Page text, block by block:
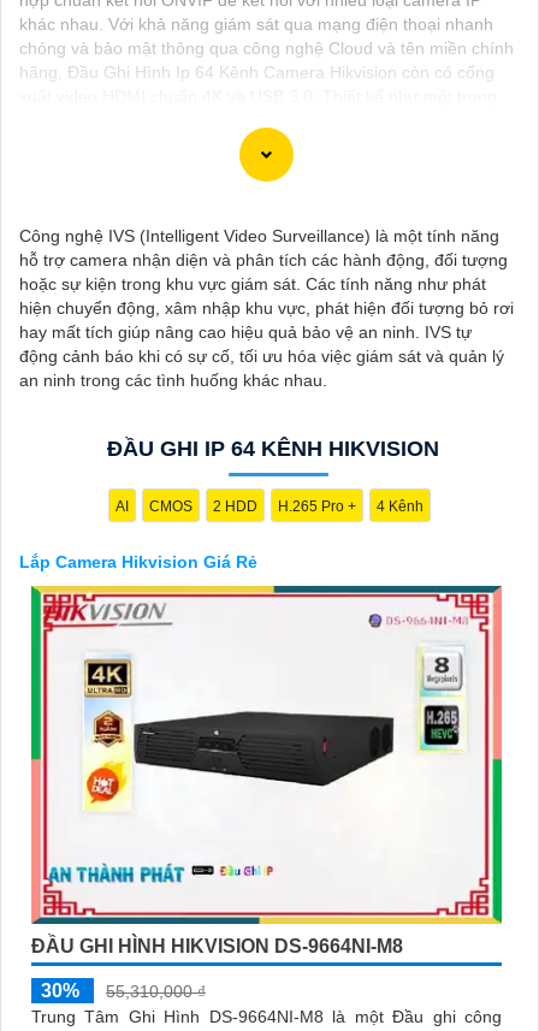
khác nhau. Với khả năng giám sát qua mạng điện thoại nhanh
chóng và bảo mật thông qua công nghệ Cloud và tên miền chính
hãng, Đầu Ghi Hình Ip 64 Kênh Camera Hikvision còn có cổng
kết nối đồng thời với 64 camera IP đảm bảo hiệu suất cao trong
việc quản lý hệ thống camera an ninh.
Dĩ nhiên, dưới đây là một mẫu văn bản giới thiệu dành cho dự
án lắp đặt camera Hikvision giá rẻ và chuyên nghiệp:
---
Chào quý khách hàng,
Chúng tôi xin trân trọng giới thiệu đến quý vị dịch vụ lắp đặt
Với kinh nghiệm lâu năm trong lĩnh vực lắp đặt camera an ninh,
đội ngũ kỹ thuật viên của chúng tôi cam kết sẽ mang đến cho
quý vị những giải pháp an ninh hiệu quả, đáng tin cậy và tiết
hiệu hàng đầu thế giới về giải pháp an ninh video. Với các tính
năng và công nghệ tiên tiến, camera Hikvision không chỉ
chắnchất lượng hình ảnh sắc nét mà còn đem đến sự tin cậy và
an toàn cho dự án của quý vị.
Nếu quý vị quan tâm đến việc lắp đặt camera Hikvision giá rẻ và
chuyên nghiệp cho dự án của mình, chúng tôi luôn sẵn lòng hỗ
trợ và tư vấn cho quý vị.
Công nghệ IVS (Intelligent Video Surveillance) là một tính năng
hỗ trợ camera nhận diện và phân tích các hành động, đối tượng
hoặc sự kiện trong khu vực giám sát. Các tính năng như phát
hiện chuyển động, xâm nhập khu vực, phát hiện đối tượng bỏ rơi
hay mất tích giúp nâng cao hiệu quả bảo vệ an ninh. IVS tự
động cảnh báo khi có sự cố, tối ưu hóa việc giám sát và quản lý
an ninh trong các tình huống khác nhau.
ĐẦU GHI IP 64 KÊNH HIKVISION
AI CMOS 2 HDD H.265 Pro + 4 Kênh
Lắp Camera Hikvision Giá Rẻ
ĐẦU GHI HÌNH HIKVISION DS-9664NI-M8
30%
55,310,000 ₫
Trung Tâm Ghi Hình DS-9664NI-M8 là một Đầu ghi công